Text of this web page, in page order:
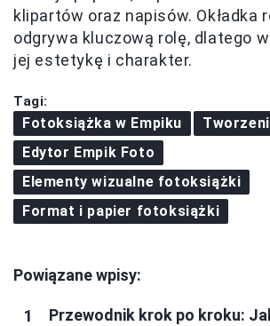
klipartów oraz napisów. Okładka
odgrywa kluczową rolę, dlatego
jej estetykę i charakter.
Tagi:
Fotoksiążka w Empiku
Edytor Empik Foto
Elementy wizualne fotoksiążki
Format i papier fotoksiążki
Powiązane wpisy:
Przewodnik krok po kroku: